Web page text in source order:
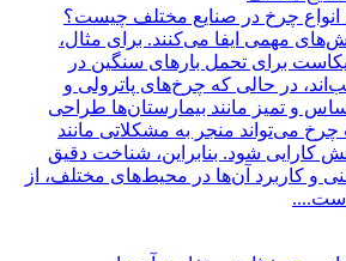
انواع چرخ در صنایع مختلف چیست؟
مهمی ایفا می‌کنند. برای مثال،
برای تحمل بارهای سنگین در
در حالی که چرخ‌های پاترولی و
و تمیز مانند بیمارستان‌ها طراحی
می‌تواند منجر به مشکلاتی مانند
شود. بنابراین، شناخت دقیق
و کاربرد آن‌ها در محیط‌های مختلف، از
است....